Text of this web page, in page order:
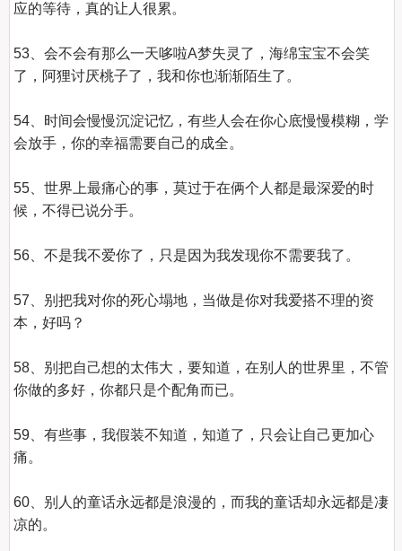
应的等待，真的让人很累。
53、会不会有那么一天哆啦A梦失灵了，海绵宝宝不会笑
了，阿狸讨厌桃子了，我和你也渐渐陌生了。
54、时间会慢慢沉淀记忆，有些人会在你心底慢慢模糊，学
会放手，你的幸福需要自己的成全。
55、世界上最痛心的事，莫过于在俩个人都是最深爱的时
候，不得已说分手。
56、不是我不爱你了，只是因为我发现你不需要我了。
57、别把我对你的死心塌地，当做是你对我爱搭不理的资
本，好吗？
58、别把自己想的太伟大，要知道，在别人的世界里，不管
你做的多好，你都只是个配角而已。
59、有些事，我假装不知道，知道了，只会让自己更加心
痛。
60、别人的童话永远都是浪漫的，而我的童话却永远都是凄
凉的。